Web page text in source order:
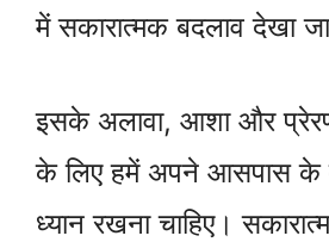
में सकारात्मक बदलाव देखा
इसके अलावा, आशा और
के लिए हमें अपने आसपास के
ध्यान रखना चाहिए।